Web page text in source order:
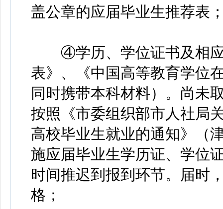
盖公章的应届毕业生推荐表
④学历、学位证书及相应
表》、《中国高等教育学位
同时携带本科材料）。尚未
按照《市委组织部市人社局
高校毕业生就业的通知》（
施应届毕业生学历证、学位
时间推迟到报到环节。届时
格；